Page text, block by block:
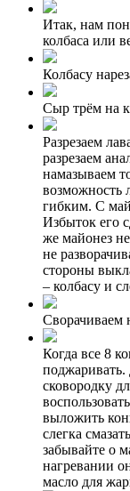
Итак, нам
колбаса или
Колбасу
Сыр трём на
Разрезаем
разрезаем
намазываем
возможность
гибким. С
Избыток его
же майонез
не
стороны
– колбасу и
Сворачиваем
Когда все 8
поджаривать.
сковородку
выложить
слегка
забывайте о
нагревании
масло для